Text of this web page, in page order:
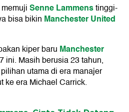
Senne Lammenstinggi-
bisa bikin Manchester United
kiper baru Manchester
ini. Masih berusia 23 tahun,
utama di era manajer
ke era Michael Carrick.